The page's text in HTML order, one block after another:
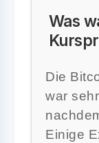
Was
Die
war
Einige